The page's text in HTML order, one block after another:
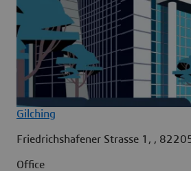
Gilching
Friedrichshafener Strasse 1, ,
Office